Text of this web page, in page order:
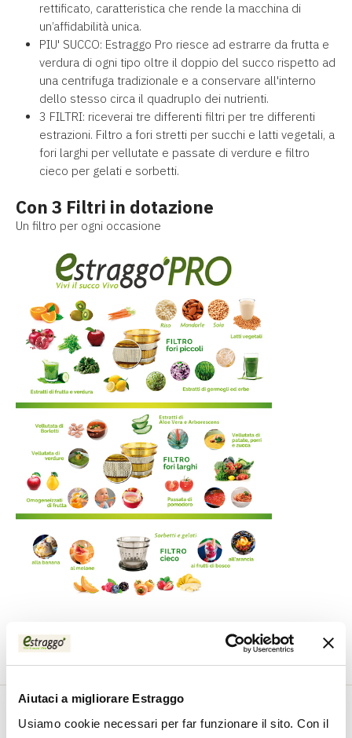
Aiutaci a migliorare Estraggo
Usiamo cookie necessari per far funzionare il sito. Con il
rettificato, caratteristica che rende la macchina di
un’affidabilità unica.
PIU' SUCCO: Estraggo Pro riesce ad estrarre da frutta e
verdura di ogni tipo oltre il doppio del succo rispetto ad
una centrifuga tradizionale e a conservare all'interno
dello stesso circa il quadruplo dei nutrienti.
3 FILTRI: riceverai tre differenti filtri per tre differenti
estrazioni. Filtro a fori stretti per succhi e latti vegetali, a
fori larghi per vellutate e passate di verdure e filtro
cieco per gelati e sorbetti.
Con 3 Filtri in dotazione
Un filtro per ogni occasione